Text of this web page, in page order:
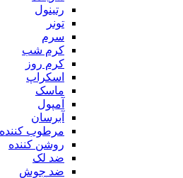
رتینول
تونر
سرم
کرم شب
کرم روز
اسکراپ
ماسک
آمپول
آبرسان
مرطوب کننده
روشن کننده
ضد لک
ضد جوش